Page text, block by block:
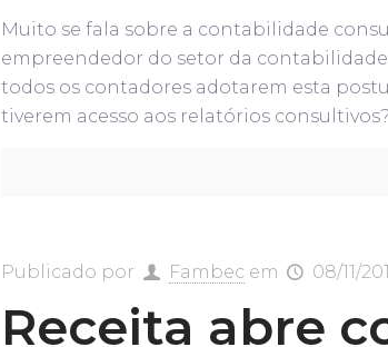
Muito se fala sobre a contabilidade
empreendedor do setor da
todos os contadores adotarem esta
tiverem acesso aos relatórios consultivos?
Publicado por Fambec em 08/11/
Receita abre